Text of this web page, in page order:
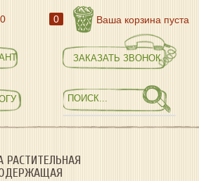
0 Ваша корзина пуста
ЗАКАЗАТЬ ЗВОНОК
РАСТИТЕЛЬНАЯ